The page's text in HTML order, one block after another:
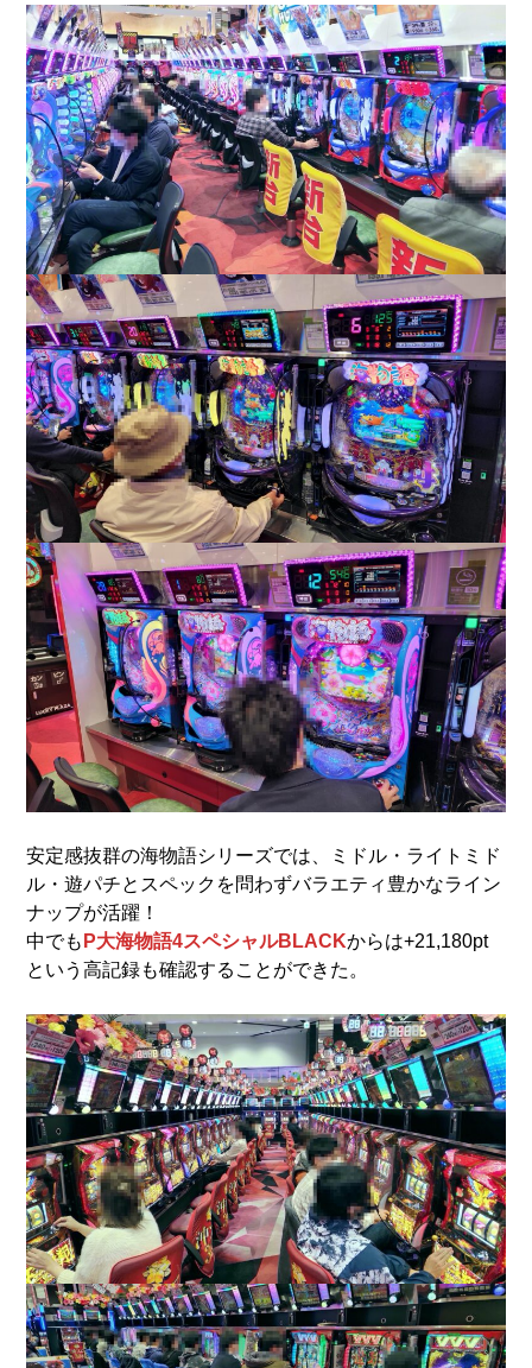
安定感抜群の海物語シリーズでは、ミドル・ライトミド
ル・遊パチとスペックを問わずバラエティ豊かなライン
ナップが活躍！
中でも P大海物語4スペシャルBLACKからは+21,180pt
という高記録も確認することができた。